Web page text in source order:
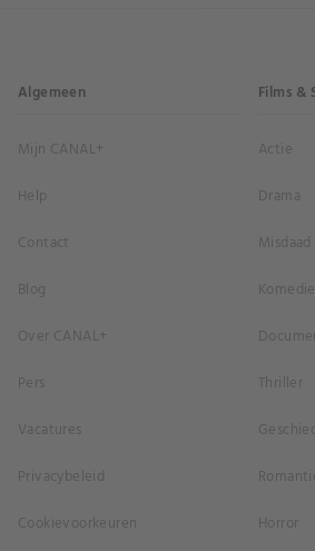
Algemeen
Mijn CANAL+
Help
Contact
Blog
Over CANAL+
Pers
Vacatures
Privacybeleid
Cookievoorkeuren
Films &
Actie
Drama
Misdaad
Komedie
Thriller
Horror